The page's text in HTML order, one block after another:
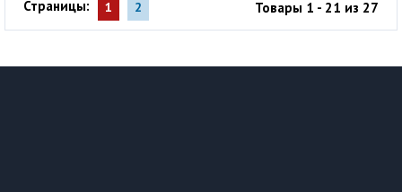
Страницы: 1 2 Товары 1 - 21 из 27